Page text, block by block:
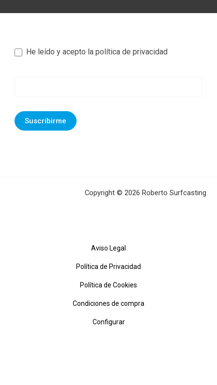
Newsletter
He leído y acepto la política de privacidad
Suscribirme
Copyright © 2026 Roberto Surfcasting
Aviso Legal
Política de Privacidad
Política de Cookies
Condiciones de compra
Configurar